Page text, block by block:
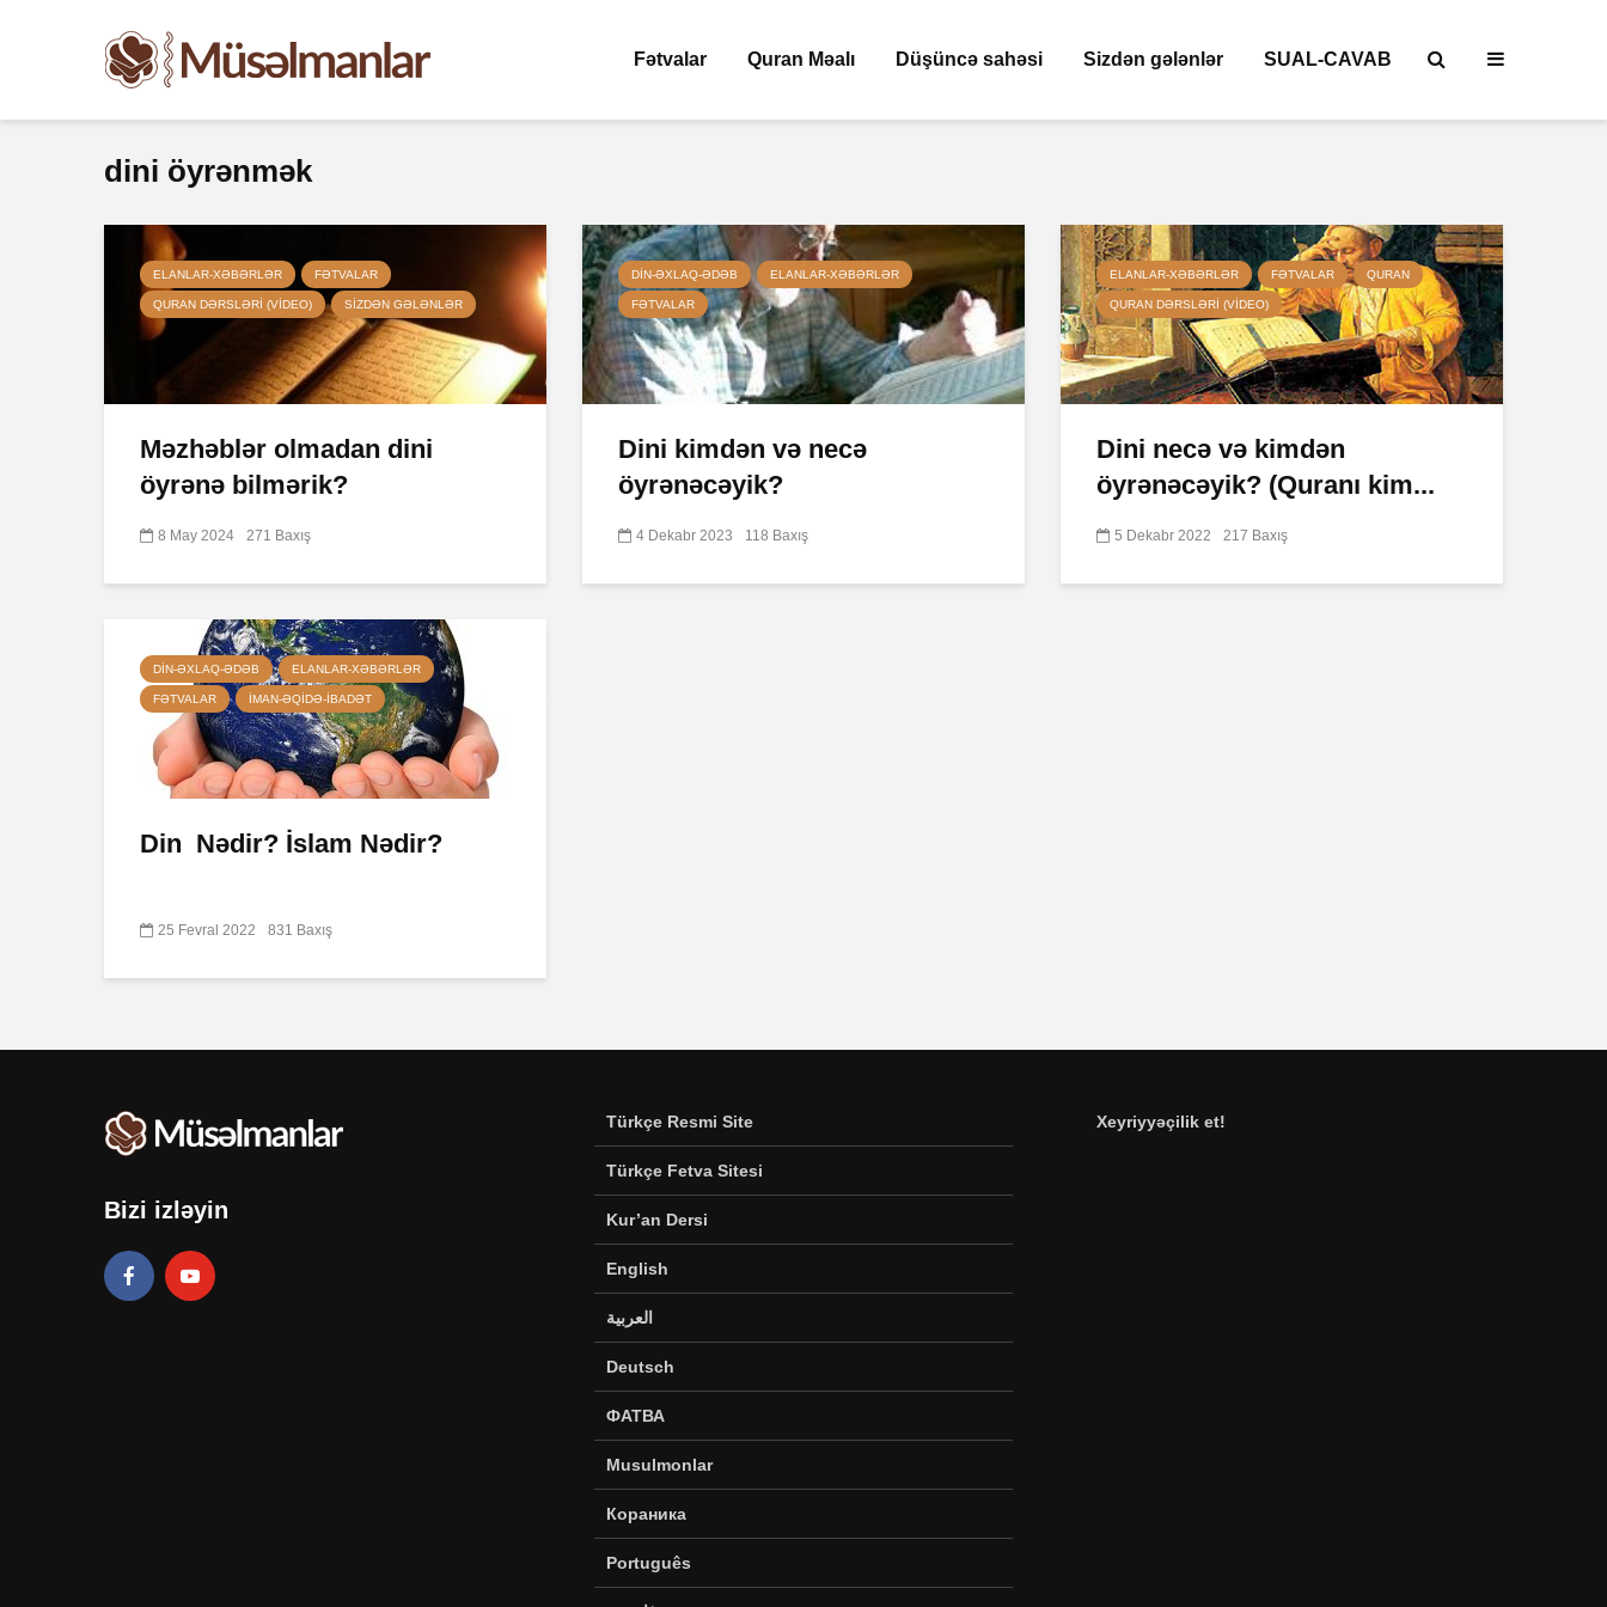
Fətvalar Quran Məalı Düşüncə sahəsi Sizdən gələnlər SUAL-CAVAB
dini öyrənmək
ELANLAR-XƏBƏRLƏR FƏTVALAR
QURAN DƏRSLƏRI (VIDEO) SIZDƏN GƏLƏNLƏR
Məzhəblər olmadan dini
öyrənə bilmərik?
8 May 2024 271 Baxış
DIN-ƏXLAQ-ƏDƏB ELANLAR-XƏBƏRLƏR
FƏTVALAR
Dini kimdən və necə
öyrənəcəyik?
4 Dekabr 2023 118 Baxış
ELANLAR-XƏBƏRLƏR FƏTVALAR QURAN
QURAN DƏRSLƏRI (VIDEO)
Dini necə və kimdən
öyrənəcəyik? (Quranı kim...
5 Dekabr 2022 217 Baxış
DIN-ƏXLAQ-ƏDƏB ELANLAR-XƏBƏRLƏR
FƏTVALAR İMAN-ƏQIDƏ-IBADƏT
Din Nədir? İslam Nədir?
25 Fevral 2022 831 Baxış
Bizi izləyin
Türkçe Resmi Site
Türkçe Fetva Sitesi
Kur’an Dersi
English
العربية
Deutsch
ФАТВА
Musulmonlar
Кораника
Português
Xeyriyyəçilik et!